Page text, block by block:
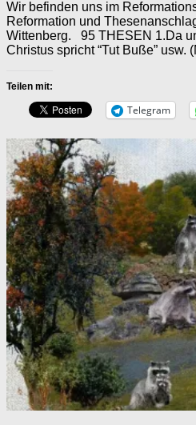
Wir befinden uns im
Reformation und
Wittenberg. 95 THESEN 1.Da
Christus spricht “Tut Buße” usw.
Teilen mit:
Telegram